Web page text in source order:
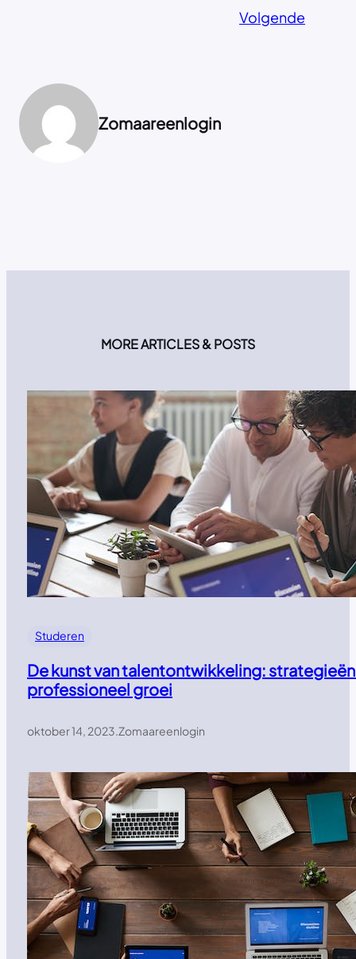
Volgende
Zomaareenlogin
MORE ARTICLES & POSTS
Studeren
De kunst van talentontwikkeling:
professioneel groei
oktober 14, 2023.Zomaareenlogin